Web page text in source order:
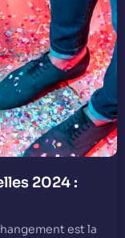
2024 :
est la